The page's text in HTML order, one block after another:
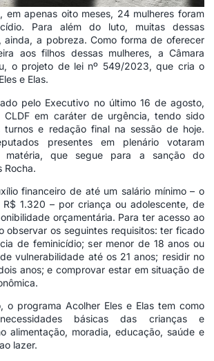
em apenas oito meses, 24 mulheres foram
Para além do luto, muitas dessas
ainda, a pobreza. Como forma de oferecer
aos filhos dessas mulheres, a Câmara
o projeto de lei nº 549/2023, que cria o
e Elas.
pelo Executivo no último 16 de agosto,
em caráter de urgência, tendo sido
turnos e redação final na sessão de hoje.
presentes em plenário votaram
matéria, que segue para a sanção do
Rocha.
financeiro de até um salário mínimo – o
1.320 – por criança ou adolescente, de
orçamentária. Para ter acesso ao
observar os seguintes requisitos: ter ficado
de feminicídio; ser menor de 18 anos ou
vulnerabilidade até os 21 anos; residir no
anos; e comprovar estar em situação de
o programa Acolher Eles e Elas tem como
básicas das crianças e
alimentação, moradia, educação, saúde e
lazer.